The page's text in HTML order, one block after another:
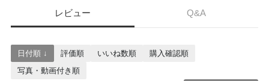
レビュー Q&A
日付順 ↓ 評価順 いいね数順
購入確認順
写真・動画付き順